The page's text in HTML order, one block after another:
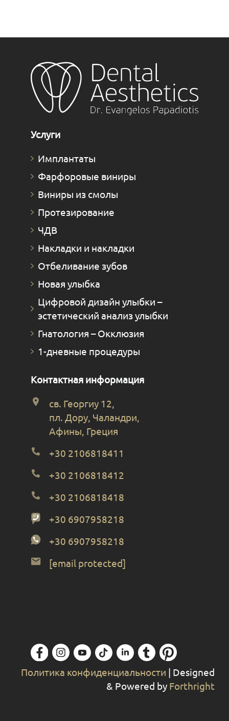
Услуги
Имплантаты
Фарфоровые виниры
Виниры из смолы
Протезирование
ЧДВ
Накладки и накладки
Отбеливание зубов
Новая улыбка
Цифровой дизайн улыбки –
эстетический анализ улыбки
Гнатология – Окклюзия
1-дневные процедуры
Контактная информация
св. Георгиу 12,
пл. Дору, Чаландри,
Афины, Греция
+30 2106818411
+30 2106818412
+30 2106818418
+30 6907958218
+30 6907958218
[email protected]
Политика конфиденциальности | Designed
& Powered by Forthright